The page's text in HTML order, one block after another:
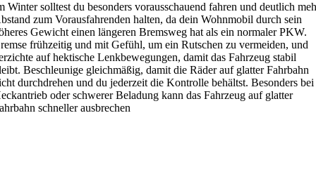
Winter solltest du besonders vorausschauend fahren und deutlich
zum Vorausfahrenden halten, da dein Wohnmobil durch sein
Gewicht einen längeren Bremsweg hat als ein normaler PKW.
frühzeitig und mit Gefühl, um ein Rutschen zu vermeiden, und
auf hektische Lenkbewegungen, damit das Fahrzeug stabil
Beschleunige gleichmäßig, damit die Räder auf glatter Fahrbahn
durchdrehen und du jederzeit die Kontrolle behältst. Besonders bei
oder schwerer Beladung kann das Fahrzeug auf glatter
schneller ausbrechen